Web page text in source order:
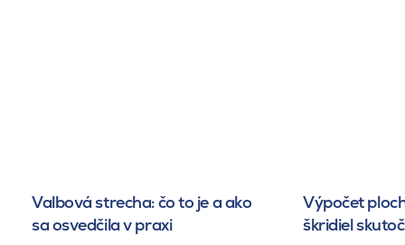
Valbová strecha: čo to je a ako
sa osvedčila v praxi
Výpočet
škridiel